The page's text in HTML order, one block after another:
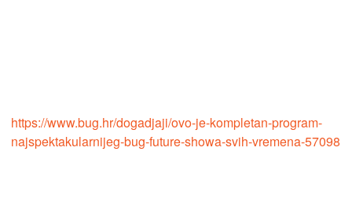
https://www.bug.hr/dogadjaji/ovo-je-kompletan-program-
najspektakularnijeg-bug-future-showa-svih-vremena-57098